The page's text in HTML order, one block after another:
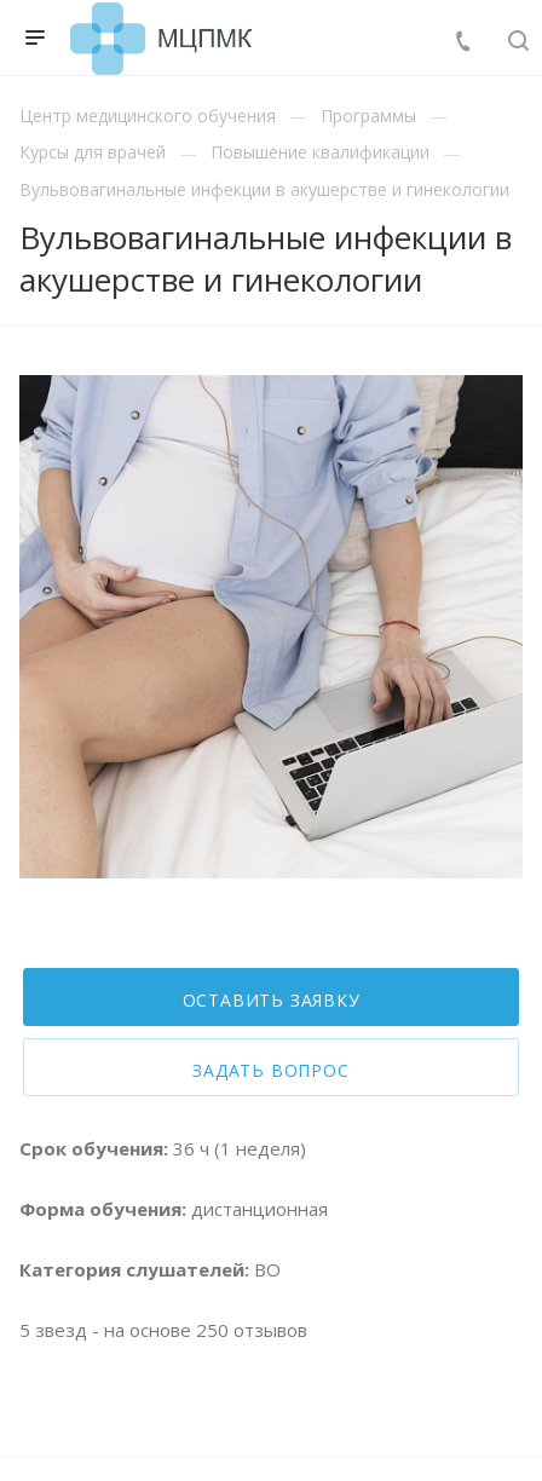
Центр медицинского обучения
Программы
Курсы для врачей
Повышение квалификации
Вульвовагинальные инфекции в акушерстве и гинекологии
Вульвовагинальные инфекции в
акушерстве и гинекологии
ОСТАВИТЬ ЗАЯВКУ
ЗАДАТЬ ВОПРОС
Срок обучения: 36 ч (1 неделя)
Форма обучения: дистанционная
Категория слушателей: ВО
5 звезд - на основе 250 отзывов